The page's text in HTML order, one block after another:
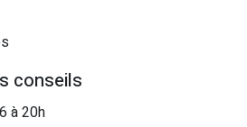
conseils
à 20h